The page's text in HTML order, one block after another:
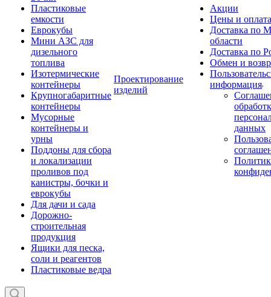
Пластиковые
емкости
Еврокубы
Мини АЗС для
дизельного
топлива
Изотермические
контейнеры
Крупногабаритные
контейнеры
Мусорные
контейнеры и
урны
Поддоны для сбора
и локализации
проливов под
канистры, бочки и
еврокубы
Для дачи и сада
Дорожно-
строительная
продукция
Ящики для песка,
соли и реагентов
Пластиковые ведра
Проектирование
изделий
Акции
Цены и оплата
Доставка по
области
Доставка по
Обмен и
информация
данных